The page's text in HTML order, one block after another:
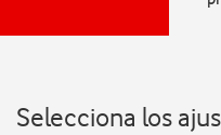
Selecciona los